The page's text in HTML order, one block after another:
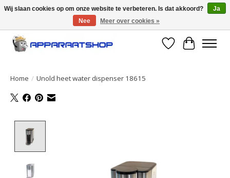
Large selection of products and fast shipping!
Verlanglijst
Home / Unold heet water dispenser 18615
Wij slaan cookies op om onze website te verbeteren. Is dat akkoord?
Ja
Nee
Meer over cookies »